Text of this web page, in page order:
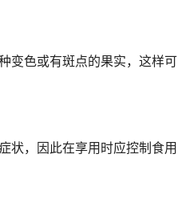
变色或有斑点的果实，这样可
状，因此在享用时应控制食用